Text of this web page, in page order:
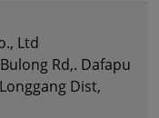
Ltd
Rd,. Dafapu
Dist,